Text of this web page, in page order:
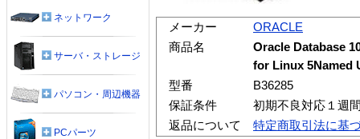
メーカー
ORACLE
商品名
Oracle Database
for Linux 5Named
型番
B36285
保証条件
初期不良対応１週
返品について
特定商取引法に基
ネットワーク
サーバ・ストレージ
パソコン・周辺機器
PCパーツ